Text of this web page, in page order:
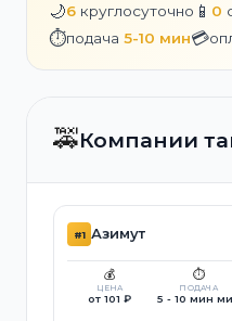
🌙6 круглосуточно 📱 0
⏱️подача 5-10 мин💳
🚕Компании
#1 Азимут
💰
ЦЕНА
от 101 ₽
⏱️
ПОДАЧА
5 - 10 мин